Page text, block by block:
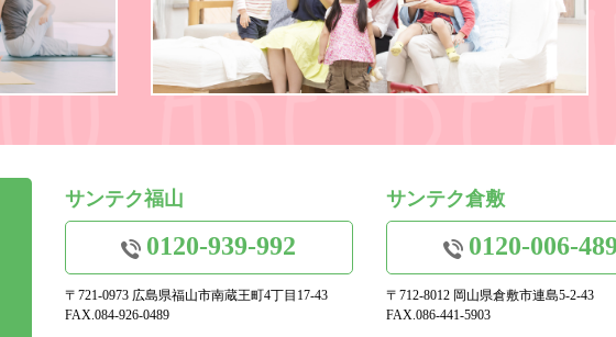
サンテク福山
0120-939-992
〒721-0973 広島県福山市南蔵王町4丁目17-43
FAX.084-926-0489
サンテク倉敷
0120-006-489
〒712-8012 岡山県倉敷市連島5-2-43
FAX.086-441-5903